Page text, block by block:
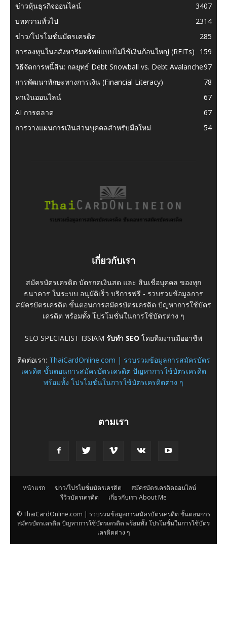
ข่าวหุ้นธุรกิจออนไลน์
3407
บทความทั่วไป
2314
ข่าว/โปรโมชั่นบัตรเครดิต
285
การลงทุนในอสังหาริมทรัพย์แบบไม่ใช้เงินก้อนใหญ่ (REITs)
159
วิธีจัดการหนี้สิน: กลยุทธ์ Debt Snowball vs. Debt Avalanche97
การพัฒนาทักษะทางการเงิน (Financial Literacy)
78
หาเงินออนไลน์
67
AI การตลาด
67
การวางแผนการเงินส่วนบุคคลสำหรับมือใหม่
54
เกี่ยวกับเรา
สมัครบัตรเครดิต บัตรกดเงินสด และ สินเชื่อบุคคล ของทุก
ธนาคาร ในระบบ อนุมัติเร็ว บริการฟรี - รวบรวมข้อมูลการ
สมัครบัตรเครดิต ขั้นตอนการสมัครบัตรเครดิต ปัญหาการใช้บัตร
เครดิต พร้อมทั้ง โปรโมชั่นในการใช้บัตรต่าง ๆ
SEO SPECIALIST I3SIAM รับทำ SEO โดยทีมงานมืออาชีพ
ติดต่อเรา: ThaiCardOnline.com | รวบรวมข้อมูลการสมัครบัตร
เครดิต ขั้นตอนการสมัครบัตรเครดิต ปัญหาการใช้บัตรเครดิต
พร้อมทั้ง โปรโมชั่นในการใช้บัตรเครดิตต่าง ๆ
ตามเรา
หน้าแรก ข่าว/โปรโมชั่นบัตรเครดิต
สมัครบัตรเครดิตออนไลน์
รีวิวบัตรเครดิต
เกี่ยวกับเรา About Me
© ThaiCardOnline.com | รวบรวมข้อมูลการสมัครบัตรเครดิต ขั้นตอนการ
สมัครบัตรเครดิต ปัญหาการใช้บัตรเครดิต พร้อมทั้ง โปรโมชั่นในการใช้บัตร
เครดิตต่าง ๆ